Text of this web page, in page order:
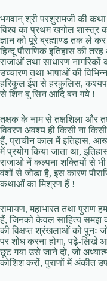
भगवान् श्री परशुरामजी की
विश्व का प्रथम खगोल
ज्ञान को पूरे ब्रह्माण्ड तक ले
हिन्दू पौराणिक इतिहास की तरह
राजाओं तथा साधारण
उच्चारण तथा भाषाओं की
हरिकुल ईश से हरकुलिस, कश्यप
से शिन बू सिन आदि बन गये !
तक्षक के नाम से तक्षशिला और
विवरण अवश्य ही किसी ना
हैं, प्राचीन काल में इतिहास,
में प्रयोग किया जाता था,
राजाओ नें कल्पना शक्तियों से
वंशों से जोडा है, इस कारण
कथाओं का मिश्रण हैं !
रामायण, महाभारत तथा पुराण
हैं, जिनको केवल साहित्य समझ
की विक्षप्त श्रंखलाओं को पुनः
पर शोध करना होगा, पढ़े-लिखे
छूट गया उसे जाने दो, जो
कोशिश करों, पुराणों में अंकीत